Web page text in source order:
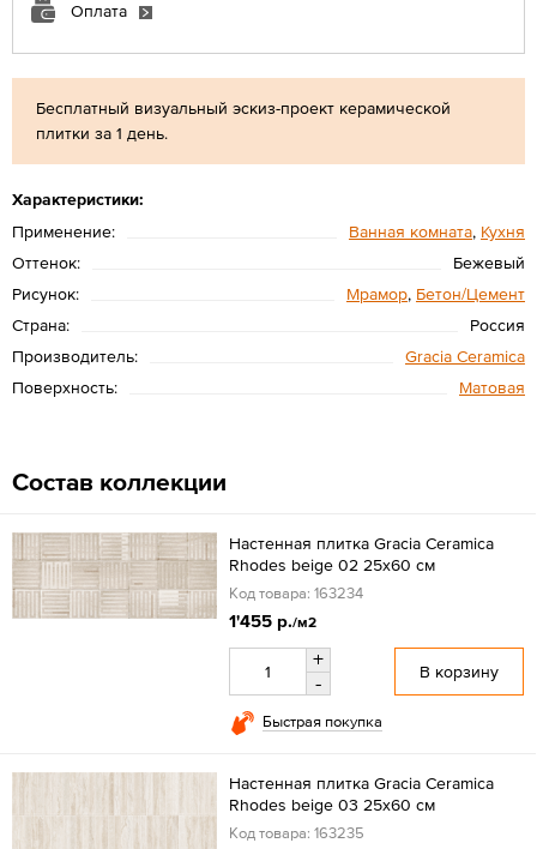
Бесплатный визуальный эскиз-проект керамической
плитки за 1 день.
Характеристики:
Применение:
Ванная комната, Кухня
Оттенок:
Бежевый
Рисунок:
Мрамор, Бетон/Цемент
Страна:
Россия
Производитель:
Gracia Ceramica
Поверхность:
Матовая
Оплата
Состав коллекции
Настенная плитка Gracia Ceramica
Rhodes beige 02 25x60 см
Код товара: 163234
1'455 р./м2
+
-
В корзину
Быстрая покупка
Настенная плитка Gracia Ceramica
Rhodes beige 03 25x60 см
Код товара: 163235